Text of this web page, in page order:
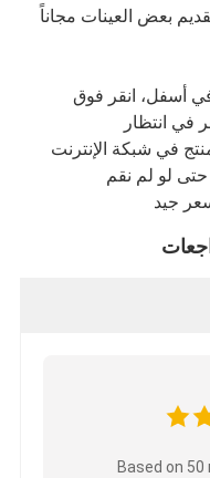
بعض العينات مجاناً
أسفل، انقر فوق
في انتظار
في شبكة الإنترنت
حتى لو لم نقم
جيد
Based on